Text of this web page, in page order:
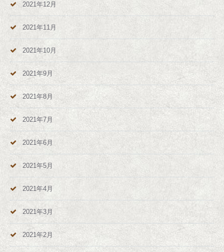
2021年12月
2021年11月
2021年10月
2021年9月
2021年8月
2021年7月
2021年6月
2021年5月
2021年4月
2021年3月
2021年2月